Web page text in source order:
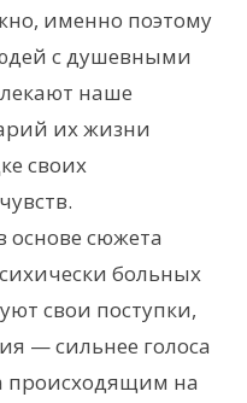
именно поэтому
с душевными
наше
их жизни
своих
сюжета
больных
свои поступки,
— сильнее голоса
происходящим на